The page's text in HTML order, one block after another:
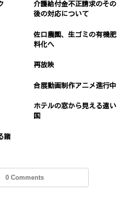
介護給付金不正請求のその
後の対応について
佐口農園、生ゴミの有機肥
料化へ
再放映
合展動画制作アニメ進行中
ホテルの窓から見える遠い
国
諸
0 Comments